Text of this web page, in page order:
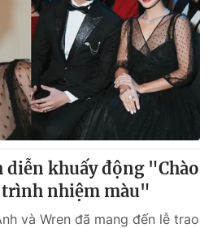
lai
Podcast
khuấy động "Chào
nhiệm màu"
và Wren đã mang đến lễ trao